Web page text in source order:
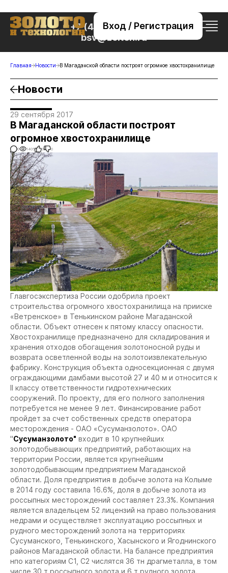
Вход / Регистрация
+7 (495) 221-76-32
bsv@zolteh.ru
Главная Новости В Магаданской области построят огромное хвостохранилище
Новости
29 сентября 2017
В Магаданской области построят
огромное хвостохранилище
0 1405 0 0
Главгосэкспертиза России одобрила проект
строительства огромного хвостохранилища на прииске
«Ветренское» в Тенькинском районе Магаданской
области. Объект отнесен к пятому классу опасности.
Хвостохранилище предназначено для складирования и
хранения отходов обогащения золотоносной руды и
возврата осветленной воды на золотоизвлекательную
фабрику. Конструкция объекта односекционная с двумя
ограждающими дамбами высотой 27 и 40 м и относится к
II классу ответственности гидротехнических
сооружений. По проекту, для его полного заполнения
потребуется не менее 9 лет. Финансирование работ
пройдет за счет собственных средств оператора
месторождения - ОАО «Сусуманзолото». ОАО
"Сусуманзолото" входит в 10 крупнейших
золотодобывающих предприятий, работающих на
территории России, является крупнейшим
золотодобывающим предприятием Магаданской
области. Доля предприятия в добыче золота на Колыме
в 2014 году составила 16.6%, доля в добыче золота из
россыпных месторождений составляет 23.3%. Компания
является владельцем 52 лицензий на право пользования
недрами и осуществляет эксплуатацию россыпных и
рудного месторождений золота на территориях
Сусуманского, Тенькинского, Хасынского и Ягоднинского
районов Магаданской области. На балансе предприятия
нпо категориям С1, С2 числятся 36 тн драгметалла, в том
числе 30 т россыпного золота и 6 т рудного золота.